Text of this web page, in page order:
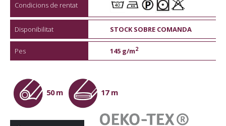
Condicions de rentat
Disponibilitat STOCK SOBRE COMANDA
Pes 145 g/m2
50 m 17 m